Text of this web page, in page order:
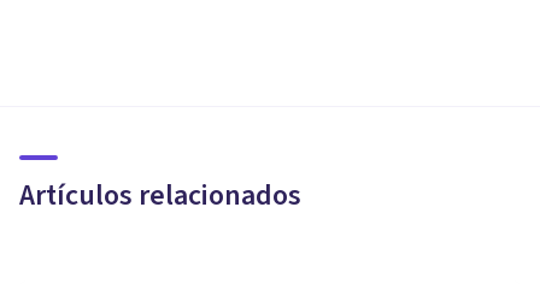
Artículos relacionados
agotada